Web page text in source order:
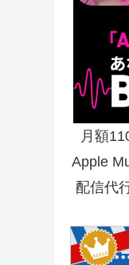
月額
Apple
配信代